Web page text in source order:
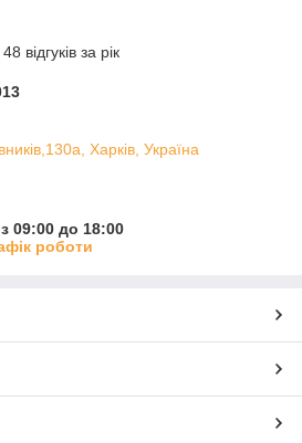
відгуків за рік
Харків, Україна
09:00 до 18:00
роботи